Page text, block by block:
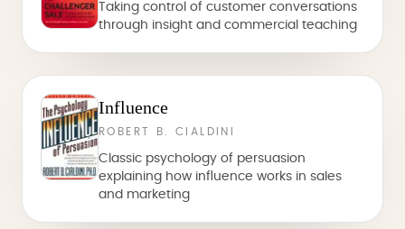
Taking control of customer conversations
through insight and commercial teaching
Influence
ROBERT B. CIALDINI
Classic psychology of persuasion
explaining how influence works in sales
and marketing